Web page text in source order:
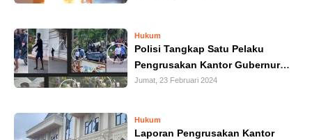
KRIMINAL
KHAZANAH
LEISUR
Hukum
Polisi Tangkap Satu Pelaku
Pengrusakan Kantor Gubernur
Jambi
Jumat, 23 Februari 2024
Hukum
Laporan Pengrusakan Kantor